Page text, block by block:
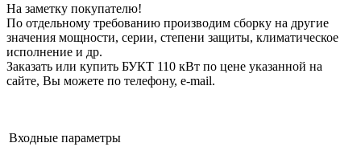
На заметку покупателю!
По отдельному требованию производим сборку на другие
значения мощности, серии, степени защиты, климатическое
исполнение и др.
Заказать или купить БУКТ 110 кВт по цене указанной на
сайте, Вы можете по телефону, e-mail.
Входные параметры